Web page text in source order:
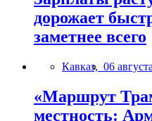
дорожает
заметнее всего
Кавказ, 06
«Маршрут
местность: